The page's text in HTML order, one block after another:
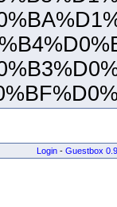
Login- Guestbox